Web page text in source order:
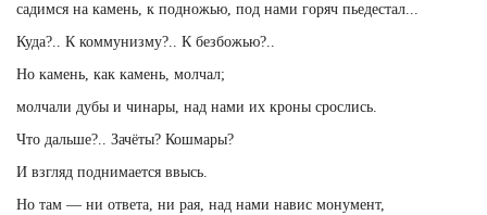
садимся на камень, к подножью, под нами горяч пьедестал...
Куда?.. К коммунизму?.. К безбожью?..
Но камень, как камень, молчал;
молчали дубы и чинары, над нами их кроны срослись.
Что дальше?.. Зачёты? Кошмары?
И взгляд поднимается ввысь.
Но там — ни ответа, ни рая, над нами навис монумент,